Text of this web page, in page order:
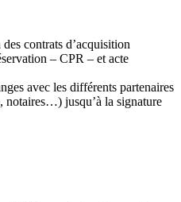
contrats d’acquisition
– CPR – et acte
avec les différents partenaires
jusqu’à la signature